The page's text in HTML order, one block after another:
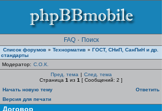
FAQ · Поиск
Список форумов » Teхнорматив » ГОСТ, СНиП, СанПиН и др.
стандарты
Модератор: С.О.К.
Пред. тема | След. тема
Страница 1 из 1 [ Сообщений: 2 ]
Начать новую тему
Ответить
Версия для печати
Договор